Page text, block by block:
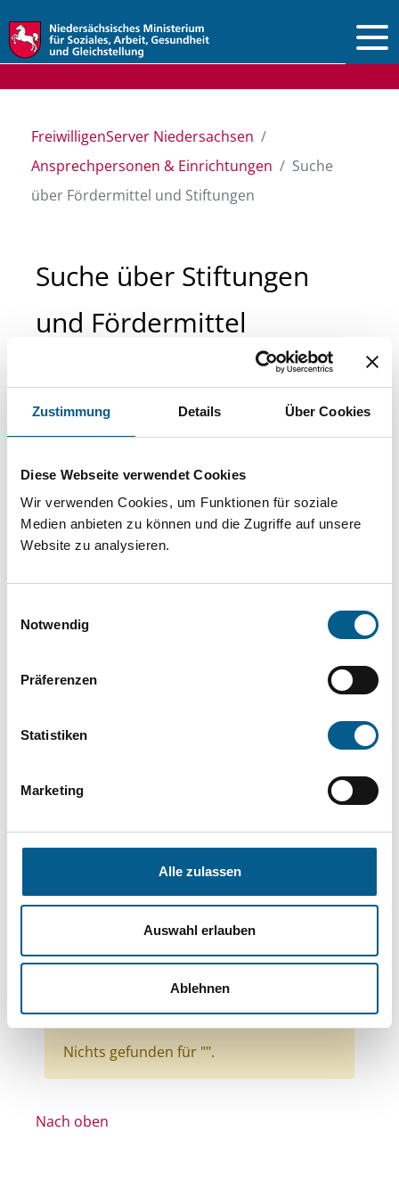
Zustimmung Details Über Cookies
Diese Webseite verwendet Cookies
Wir verwenden Cookies, um Funktionen für soziale
Medien anbieten zu können und die Zugriffe auf unsere
Website zu analysieren.
Notwendig
Präferenzen
Statistiken
Marketing
Alle zulassen
Auswahl erlauben
Ablehnen
FreiwilligenServer Niedersachsen
Ansprechpersonen & Einrichtungen
Suche
über Fördermittel und Stiftungen
Suche über Stiftungen
und Fördermittel
Sie suchen finanzielle Unterstützung für ein
Projekt oder ein Vorhaben? Hier können Sie
direkt über unsere Fördermitteldatenbank und
Stiftungsdatenbank recherchieren. Bei der
Suche bitte die Groß- und Kleinschreibung
beachten.
Bitte Suchbegriff eingeben. Ergebnisse
können durch die Wahl von Bereichen oder
Suchen
Themen: Kinder, Jugendliche & Familie
Themen: Wissenschaft und Forschung
Themen: Seniorinnen, Senioren & Pflege
Themen: Bildung und Erziehung
Themen: Menschen mit Behinderung
Themen: Kunst & Kultur
Themen: Denkmalschutz
Alle Filter entfernen
Nichts gefunden für "".
Nach oben